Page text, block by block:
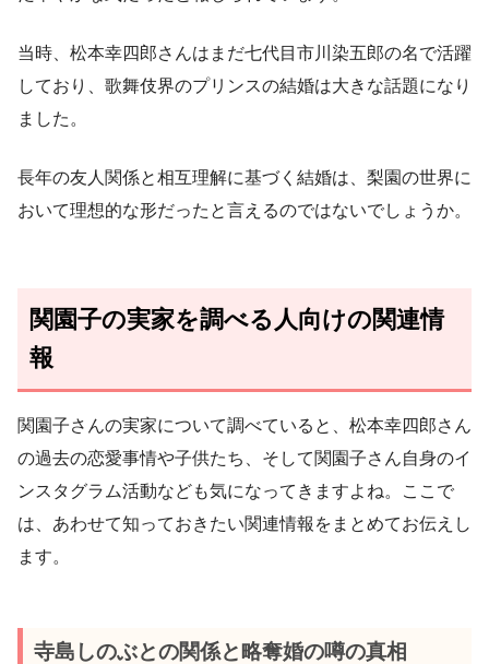
当時、松本幸四郎さんはまだ七代目市川染五郎の名で活躍
しており、歌舞伎界のプリンスの結婚は大きな話題になり
ました。
長年の友人関係と相互理解に基づく結婚は、梨園の世界に
おいて理想的な形だったと言えるのではないでしょうか。
関園子の実家を調べる人向けの関連情
報
関園子さんの実家について調べていると、松本幸四郎さん
の過去の恋愛事情や子供たち、そして関園子さん自身のイ
ンスタグラム活動なども気になってきますよね。ここで
は、あわせて知っておきたい関連情報をまとめてお伝えし
ます。
寺島しのぶとの関係と略奪婚の噂の真相